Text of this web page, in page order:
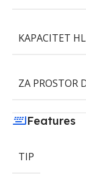
KAPACITET
ZA PROSTOR
Features
TIP